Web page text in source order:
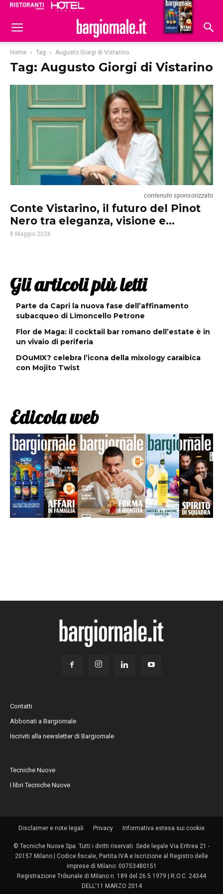
Hoteldomani
Home Tag Augusto Giorgi di Vistarino
Tag: Augusto Giorgi di Vistarino
contenuto sponsorizzato
Conte Vistarino, il futuro del Pinot
Nero tra eleganza, visione e...
8 Maggio 2026
Gli articoli più letti
Parte da Capri la nuova fase dell’affinamento
subacqueo di Limoncello Petrone
Flor de Maga: il cocktail bar romano dell’estate è in
un vivaio di periferia
DOuMIX? celebra l’icona della mixology caraibica
con Mojito Twist
Edicola web
Contatti
Abbonati a Bargiornale
Iscriviti alla newsletter di Bargiornale
Tecniche Nuove
I libri Tecniche Nuove
Disclaimer e note legali Privacy Informativa estesa sui cookie
© Tecniche Nuove Spa. Tutti i diritti riservati. Sede legale Via Eritrea 21 -
20157 Milano | Codice fiscale, Partita IVA e Iscrizione al Registro delle
imprese di Milano: 00753480151
Registrazione Tribunale di Milano n. 189 del 26.5.1979 | R.O.C. 24344
DELL'11 MARZO 2014